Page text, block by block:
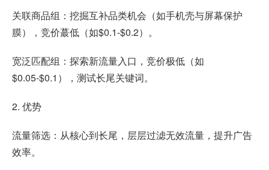
关联商品组：挖掘互补品类机会（如手机壳与屏幕保护
膜），竞价蕞低（如$0.1-$0.2）。
宽泛匹配组：探索新流量入口，竞价极低（如
$0.05-$0.1），测试长尾关键词。
2. 优势
流量筛选：从核心到长尾，层层过滤无效流量，提升广告
效率。